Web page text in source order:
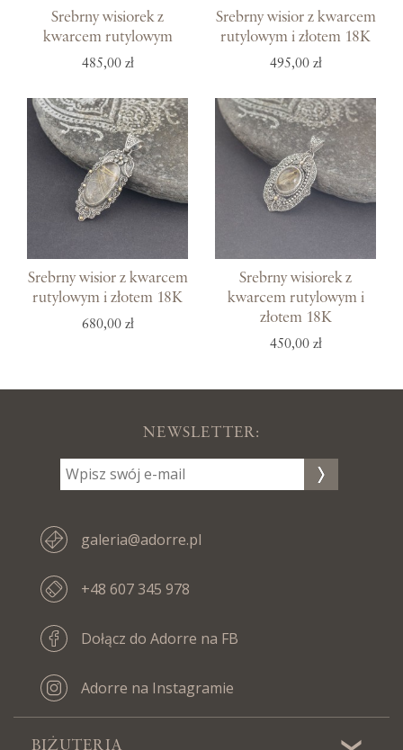
Srebrny wisiorek z
kwarcem rutylowym
485,00 zł
Srebrny wisior z kwarcem
rutylowym i złotem 18K
495,00 zł
Srebrny wisior z kwarcem
rutylowym i złotem 18K
680,00 zł
Srebrny wisiorek z
kwarcem rutylowym i
złotem 18K
450,00 zł
NEWSLETTER:
galeria@adorre.pl
+48 607 345 978
Dołącz do Adorre na FB
Adorre na Instagramie
BIŻUTERIA